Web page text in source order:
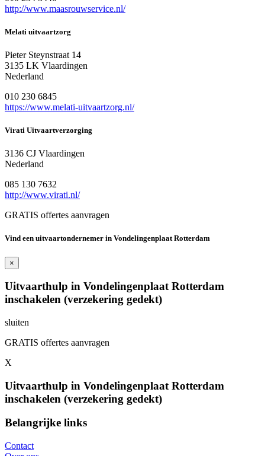
http://www.maasrouwservice.nl/
Melati uitvaartzorg
Pieter Steynstraat 14
3135 LK Vlaardingen
Nederland
010 230 6845
https://www.melati-uitvaartzorg.nl/
Virati Uitvaartverzorging
3136 CJ Vlaardingen
Nederland
085 130 7632
http://www.virati.nl/
GRATIS offertes aanvragen
Vind een uitvaartondernemer in Vondelingenplaat Rotterdam
×
Uitvaarthulp in Vondelingenplaat Rotterdam
inschakelen (verzekering gedekt)
sluiten
GRATIS offertes aanvragen
X
Uitvaarthulp in Vondelingenplaat Rotterdam
inschakelen (verzekering gedekt)
Belangrijke links
Contact